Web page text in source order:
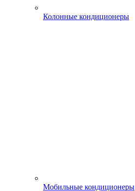
Колонные кондиционеры
Мобильные кондиционеры